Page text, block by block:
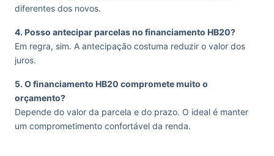
diferentes dos novos.
4. Posso antecipar parcelas no financiamento HB20?
Em regra, sim. A antecipação costuma reduzir o valor dos
juros.
5. O financiamento HB20 compromete muito o
orçamento?
Depende do valor da parcela e do prazo. O ideal é manter
um comprometimento confortável da renda.